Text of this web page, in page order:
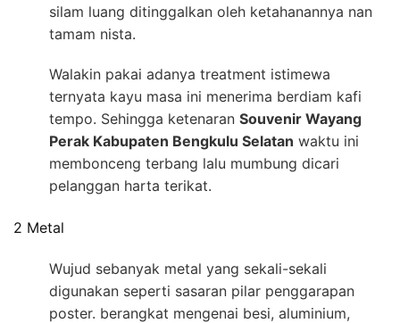
silam luang ditinggalkan oleh ketahanannya nan
tamam nista.
Walakin pakai adanya treatment istimewa
ternyata kayu masa ini menerima berdiam kafi
tempo. Sehingga ketenaran Souvenir Wayang
Perak Kabupaten Bengkulu Selatan waktu ini
membonceng terbang lalu mumbung dicari
pelanggan harta terikat.
2 Metal
Wujud sebanyak metal yang sekali-sekali
digunakan seperti sasaran pilar penggarapan
poster. berangkat mengenai besi, aluminium,